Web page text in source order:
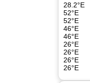
28.2°E
52°E
52°E
46°E
46°E
26°E
26°E
26°E
26°E